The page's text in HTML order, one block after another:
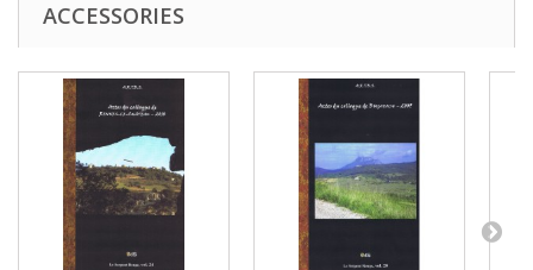
ACCESSORIES